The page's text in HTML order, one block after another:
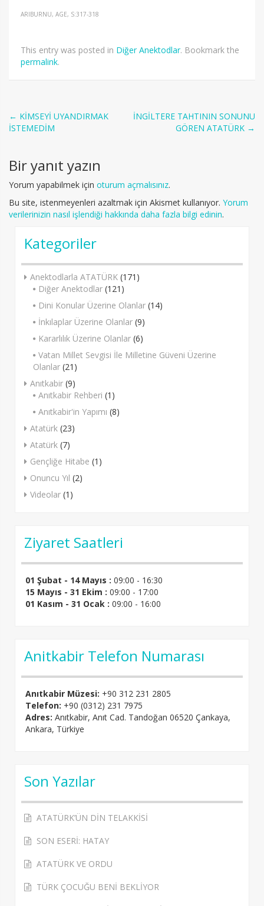
ARIBURNU, AGE, S:317-318
This entry was posted in Diğer Anektodlar. Bookmark the
permalink.
Post
← KİMSEYİ UYANDIRMAK
İSTEMEDİM
İNGİLTERE TAHTININ SONUNU
GÖREN ATATÜRK →
Bir yanıt yazın
Yorum yapabilmek için oturum açmalısınız.
Bu site, istenmeyenleri azaltmak için Akismet kullanıyor. Yorum
verilerinizin nasıl işlendiği hakkında daha fazla bilgi edinin.
Kategoriler
Anektodlarla ATATÜRK (171)
Diğer Anektodlar (121)
Dini Konular Üzerine Olanlar (14)
İnkılaplar Üzerine Olanlar (9)
Kararlılık Üzerine Olanlar (6)
Vatan Millet Sevgisi İle Milletine Güveni Üzerine
Olanlar (21)
Anıtkabir (9)
Anıtkabir Rehberi (1)
Anıtkabir'in Yapımı (8)
Atatürk (23)
Atatürk (7)
Gençliğe Hitabe (1)
Onuncu Yıl (2)
Videolar (1)
Ziyaret Saatleri
01 Şubat - 14 Mayıs : 09:00 - 16:30
15 Mayıs - 31 Ekim : 09:00 - 17:00
01 Kasım - 31 Ocak : 09:00 - 16:00
Anitkabir Telefon Numarası
Anıtkabir Müzesi: +90 312 231 2805
Telefon: +90 (0312) 231 7975
Adres: Anıtkabir, Anıt Cad. Tandoğan 06520 Çankaya,
Ankara, Türkiye
Son Yazılar
ATATÜRK’ÜN DİN TELAKKİSİ
SON ESERİ: HATAY
ATATÜRK VE ORDU
TÜRK ÇOCUĞU BENİ BEKLİYOR